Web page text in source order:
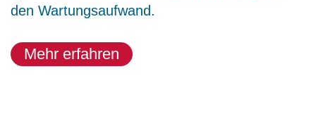
den Wartungsaufwand.
Mehr erfahren